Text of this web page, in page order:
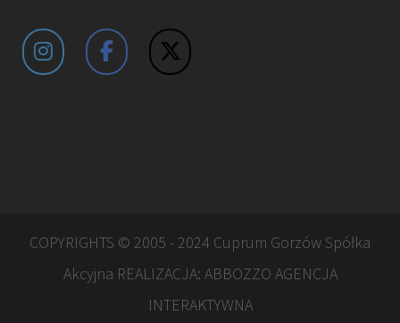
COPYRIGHTS © 2005 - 2024 Cuprum Gorzów Spółka
Akcyjna REALIZACJA: ABBOZZO AGENCJA
INTERAKTYWNA